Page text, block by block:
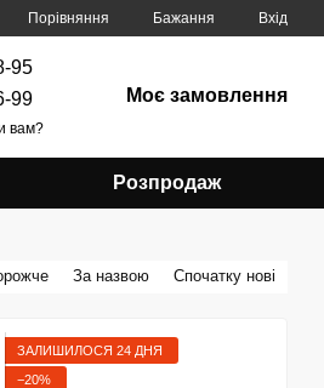
Порівняння Бажання Вхід
95
99
вам?
Моє замовлення
Розпродаж
За назвою Спочатку нові
ЗАЛИШИЛОСЯ 24 ДНЯ
−20%